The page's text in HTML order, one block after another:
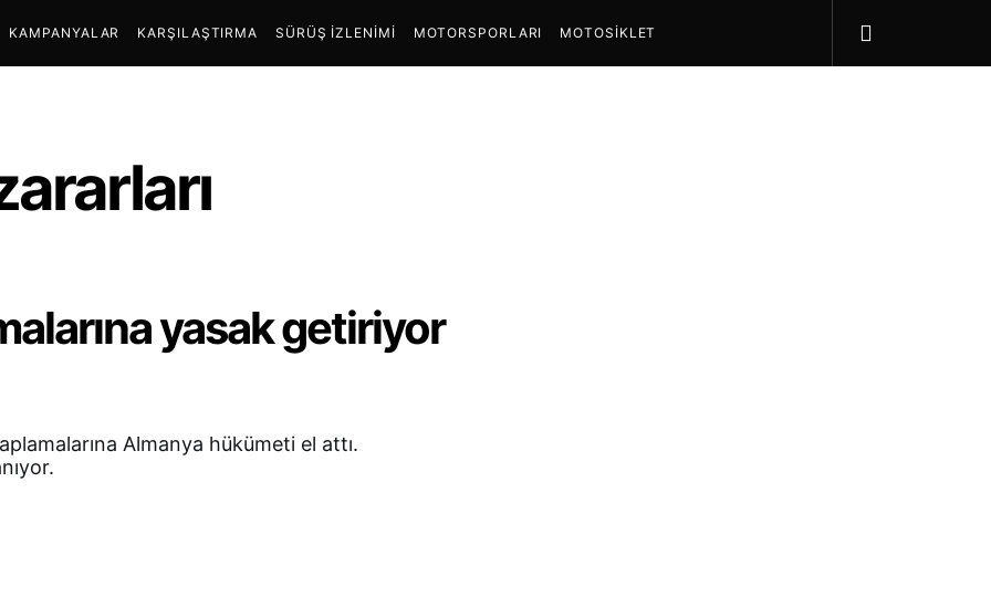
KAMPANYALAR KARŞILAŞTIRMA SÜRÜŞ İZLENIMI MOTORSPORLARI MOTOSIKLET
yasak getiriyor
Almanya hükümeti el attı.